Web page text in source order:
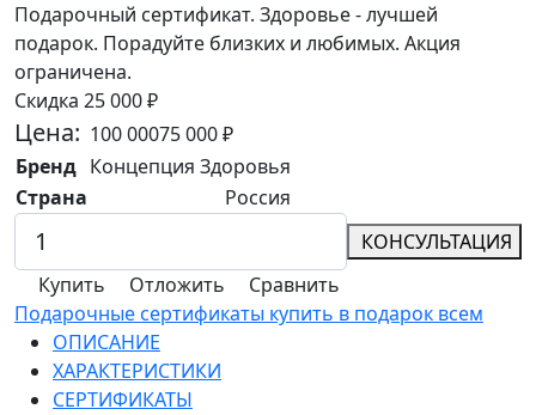
Подарочный сертификат. Здоровье - лучшей
подарок. Порадуйте близких и любимых. Акция
ограничена.
Скидка 25 000 ₽
Цена: 100 00075 000₽
Бренд Концепция Здоровья
Страна
Россия
КОНСУЛЬТАЦИЯ
Купить
Отложить
Сравнить
Подарочные сертификаты купить в подарок всем
ОПИСАНИЕ
ХАРАКТЕРИСТИКИ
СЕРТИФИКАТЫ